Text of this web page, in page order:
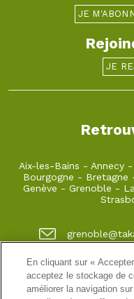
JE
JE
Aix-les-Bains - Annecy -
Bourgogne - Bretagne
Genève - Grenoble -
04 80 42 00 70
1 quai de
En cliquant sur «
acceptez le stockage de
améliorer la navigation